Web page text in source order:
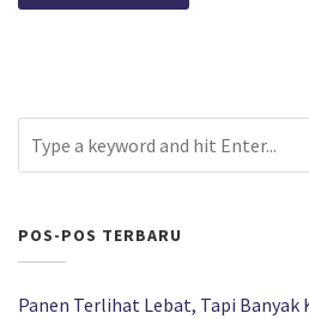
POS-POS TERBARU
Panen Terlihat Lebat, Tapi Banyak